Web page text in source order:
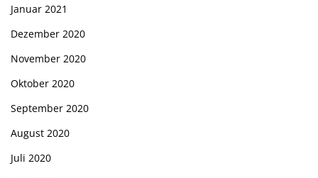
Januar 2021
Dezember 2020
November 2020
Oktober 2020
September 2020
August 2020
Juli 2020